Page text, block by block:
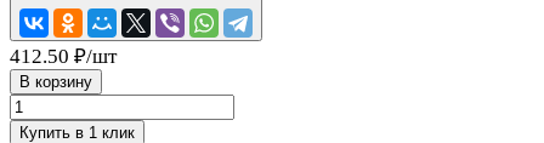
412.50 ₽/шт
В корзину
Купить в 1 клик